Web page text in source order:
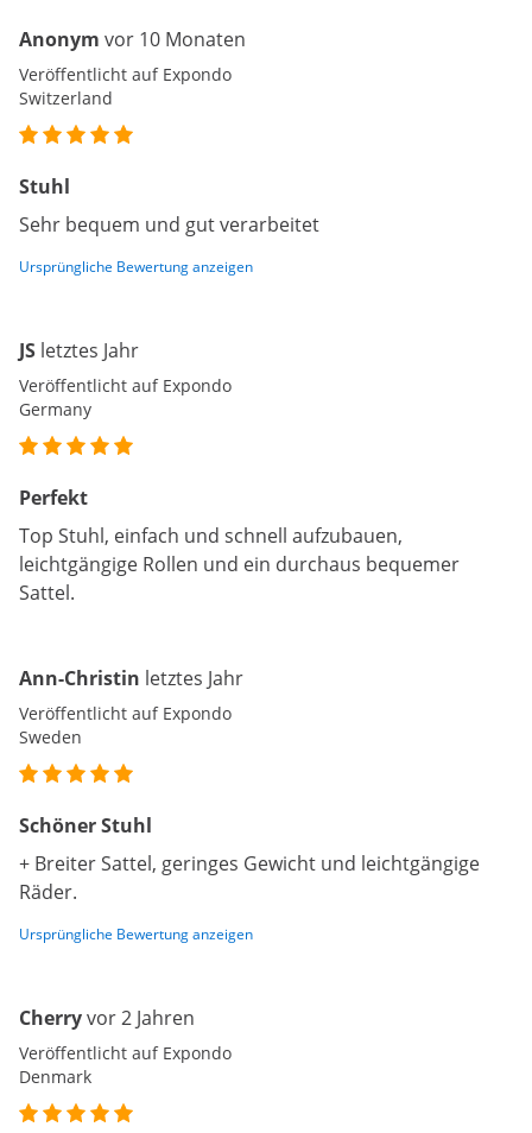
Anonym vor 10 Monaten
Veröffentlicht auf Expondo
Switzerland
Stuhl
Sehr bequem und gut verarbeitet
Ursprüngliche Bewertung anzeigen
JS letztes Jahr
Veröffentlicht auf Expondo
Germany
Perfekt
Top Stuhl, einfach und schnell aufzubauen,
leichtgängige Rollen und ein durchaus bequemer
Sattel.
Ann-Christin letztes Jahr
Veröffentlicht auf Expondo
Sweden
Schöner Stuhl
+ Breiter Sattel, geringes Gewicht und leichtgängige
Räder.
Ursprüngliche Bewertung anzeigen
Cherryvor 2 Jahren
Veröffentlicht auf Expondo
Denmark